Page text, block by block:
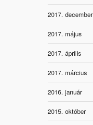
2017. december
2017. május
2017. április
2017. március
2016. január
2015. október